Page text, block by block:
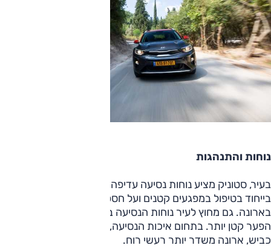
נוחות והתנהגות
בעיר, סטוניק מציע נוחות נסיעה עדיפה במעט יותר, והדבר בולט
בייחוד בטיפול במפגעים קטנים ועל חספוסי כביש, המורגשים יותר
בארונה. גם מחוץ לעיר נוחות הנסיעה בסטוניק עדיפה, אבל
הפער קטן יותר. בתחום איכות הנסיעה, סטוניק מחדיר יותר רעשי
כביש, ארונה משדר יותר רעשי רוח.